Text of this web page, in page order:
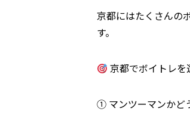
京都にはたくさんの
す。
京都でボイトレ
① マンツーマンかど